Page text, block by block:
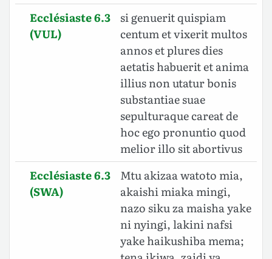
Ecclésiaste 6.3
(VUL)
si genuerit quispiam
centum et vixerit multos
annos et plures dies
aetatis habuerit et anima
illius non utatur bonis
substantiae suae
sepulturaque careat de
hoc ego pronuntio quod
melior illo sit abortivus
Ecclésiaste 6.3
(SWA)
Mtu akizaa watoto mia,
akaishi miaka mingi,
nazo siku za maisha yake
ni nyingi, lakini nafsi
yake haikushiba mema;